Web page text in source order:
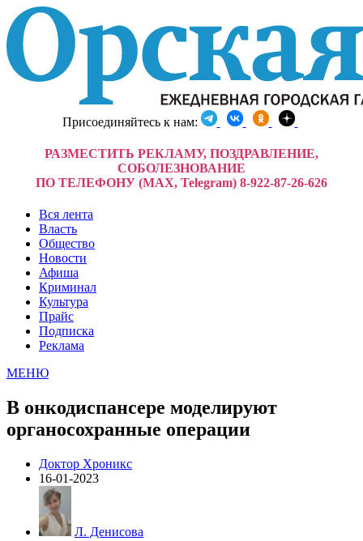
Присоединяйтесь к нам:
РАЗМЕСТИТЬ РЕКЛАМУ, ПОЗДРАВЛЕНИЕ,
СОБОЛЕЗНОВАНИЕ
ПО ТЕЛЕФОНУ (MAX, Telegram) 8-922-87-26-626
Вся лента
Власть
Общество
Новости
Афиша
Криминал
Культура
Прайс
Подписка
Реклама
МЕНЮ
В онкодиспансере моделируют
органосохранные операции
Доктор Хроникс
16-01-2023
Л. Денисова